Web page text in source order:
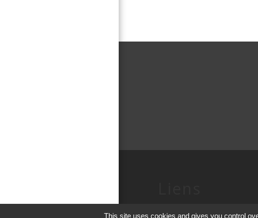
Conseil Départemental de
This site uses cookies and gives you control